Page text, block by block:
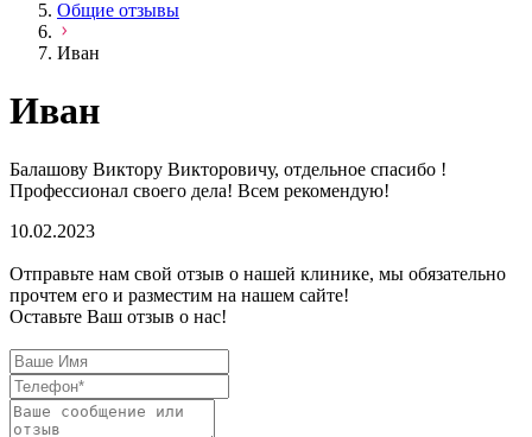
Общие отзывы
Иван
Иван
Балашову Виктору Викторовичу, отдельное спасибо !
Профессионал своего дела! Всем рекомендую!
10.02.2023
Отправьте нам свой отзыв о нашей клинике, мы обязательно
прочтем его и разместим на нашем сайте!
Оставьте Ваш отзыв о нас!